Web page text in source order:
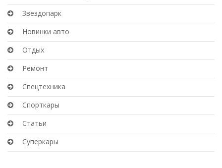
Звездопарк
Новинки авто
Отдых
Ремонт
Спецтехника
Спорткары
Статьи
Суперкары